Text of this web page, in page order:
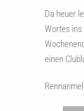
Da heuer
Wortes
einen